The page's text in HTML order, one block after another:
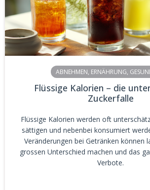
ABNEHMEN, ERNÄHRUNG,
Flüssige Kalorien – die
Zuckerfalle
Flüssige Kalorien werden oft
sättigen und nebenbei konsumiert
Veränderungen bei Getränken können
grossen Unterschied machen und das
Verbote.